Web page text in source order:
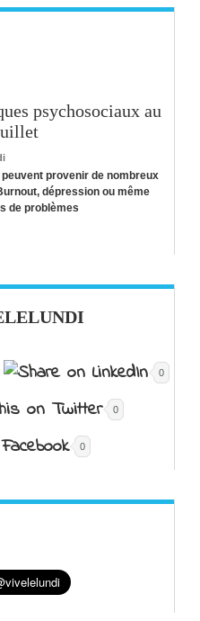
psychosociaux au
provenir de nombreux
dépression ou même
de problèmes
0
0
0